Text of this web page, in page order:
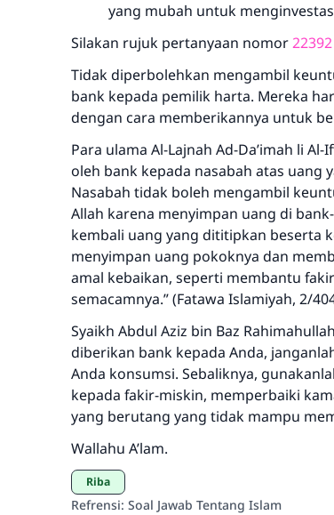
yang mubah untuk
Silakan rujuk pertanyaan nomor22392
Tidak diperbolehkan mengambil
bank kepada pemilik harta. Mereka
dengan cara memberikannya untuk
Para ulama Al-Lajnah Ad-Da’imah li
oleh bank kepada nasabah atas uang
Nasabah tidak boleh mengambil
Allah karena menyimpan uang di
kembali uang yang dititipkan beserta
menyimpan uang pokoknya dan
amal kebaikan, seperti membantu
semacamnya.” (Fatawa Islamiyah, 2/
Syaikh Abdul Aziz bin Baz Rahimahullah
diberikan bank kepada Anda,
Anda konsumsi. Sebaliknya,
kepada fakir-miskin, memperbaiki
yang berutang yang tidak mampu
Wallahu A’lam.
Riba
Refrensi: Soal Jawab Tentang Islam
Jawaban no.
Bantu kami dalam
"Siapa yang
mendapatkan